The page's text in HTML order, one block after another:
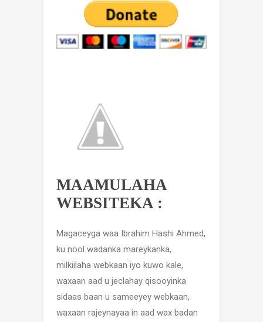
MAAMULAHA
WEBSITEKA :
Magaceyga waa Ibrahim Hashi Ahmed,
ku nool wadanka mareykanka,
milkiilaha webkaan iyo kuwo kale,
waxaan aad u jeclahay qisooyinka
sidaas baan u sameeyey webkaan,
waxaan rajeynayaa in aad wax badan